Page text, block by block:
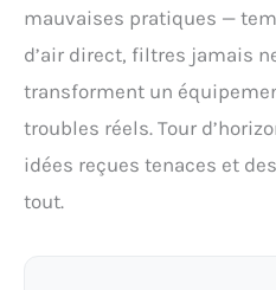
mauvaises pratiques —
d’air direct, filtres jamais
transforment un
troubles réels. Tour
idées reçues tenaces et
tout.